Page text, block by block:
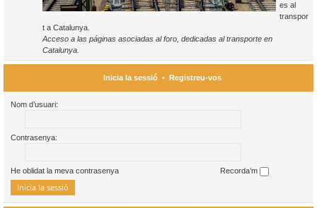
es al
transpor
t a Catalunya.
Acceso a las páginas asociadas al foro, dedicadas al transporte en
Catalunya.
Inicia la sessió• Registreu-vos
Nom d’usuari:
Contrasenya:
He oblidat la meva contrasenya Recorda’m